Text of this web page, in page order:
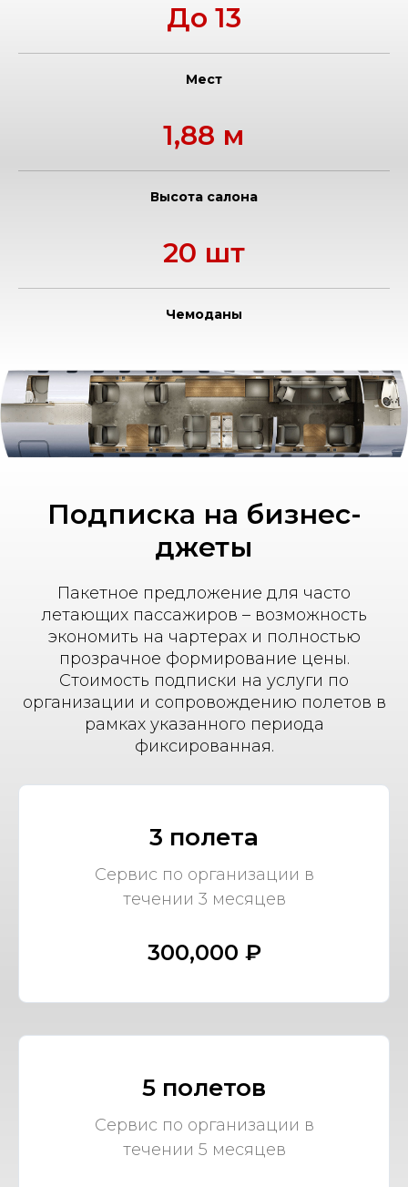
До 13
Мест
1,88 м
Высота салона
20 шт
Чемоданы
Подписка на бизнес-
джеты
Пакетное предложение для часто
летающих пассажиров – возможность
экономить на чартерах и полностью
прозрачное формирование цены.
Стоимость подписки на услуги по
организации и сопровождению полетов в
рамках указанного периода
фиксированная.
3 полета
Сервис по организации в
течении 3 месяцев
300,000 ₽
5 полетов
Сервис по организации в
течении 5 месяцев